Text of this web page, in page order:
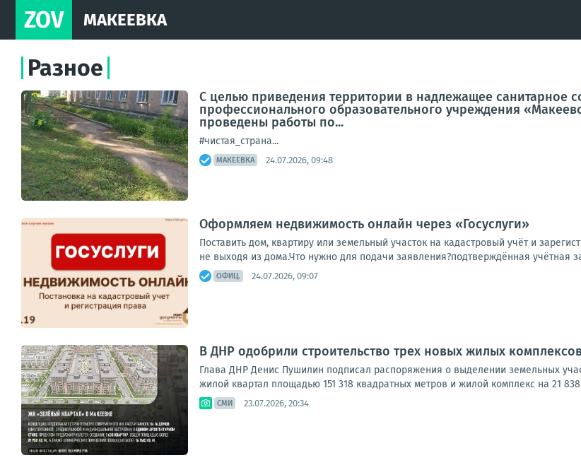
ZOV МАКЕЕВКА
Разное
С целью приведения территории в надлежащее санитарное
профессионального образовательного учреждения
проведены работы по...
#чистая_страна...
МАКЕЕВКА 24.07.2026, 09:48
Оформляем недвижимость онлайн через «Госуслуги»
Поставить дом, квартиру или земельный участок на кадастровый учёт и
не выходя из дома.Что нужно для подачи заявления?подтверждённая учётная
ОФИЦ. 24.07.2026, 09:07
В ДНР одобрили строительство трех новых жилых
Глава ДНР Денис Пушилин подписал распоряжения о выделении земельных
жилой квартал площадью 151 318 квадратных метров и жилой комплекс на 21
СМИ 23.07.2026, 20:34